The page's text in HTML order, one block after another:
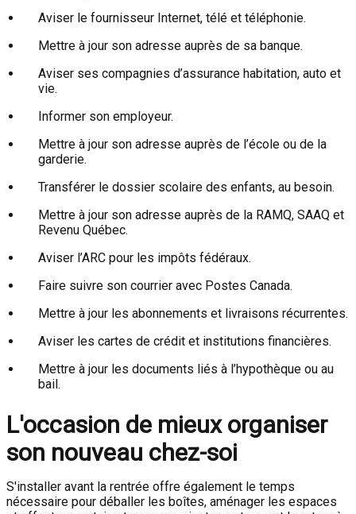
Aviser le fournisseur Internet, télé et téléphonie.
Mettre à jour son adresse auprès de sa banque.
Aviser ses compagnies d’assurance habitation, auto et
vie.
Informer son employeur.
Mettre à jour son adresse auprès de l’école ou de la
garderie.
Transférer le dossier scolaire des enfants, au besoin.
Mettre à jour son adresse auprès de la RAMQ, SAAQ et
Revenu Québec.
Aviser l’ARC pour les impôts fédéraux.
Faire suivre son courrier avec Postes Canada.
Mettre à jour les abonnements et livraisons récurrentes.
Aviser les cartes de crédit et institutions financières.
Mettre à jour les documents liés à l’hypothèque ou au
bail.
L'occasion de mieux organiser
son nouveau chez-soi
S'installer avant la rentrée offre également le temps
nécessaire pour déballer les boîtes, aménager les espaces